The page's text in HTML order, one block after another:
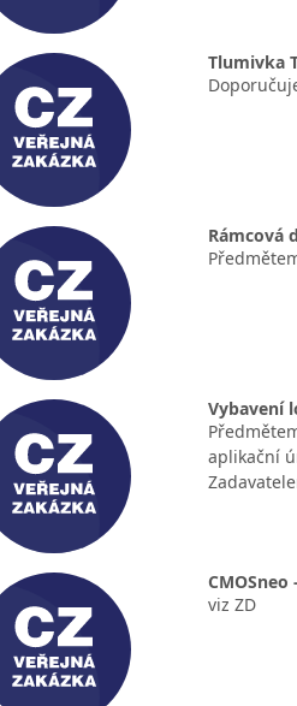
Tlumivka
Rámcová
Vybavení
aplikační
viz ZD